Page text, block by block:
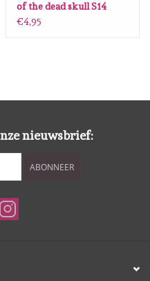
of the dead skull S14
€4,95
nieuwsbrief:
ABONNEER